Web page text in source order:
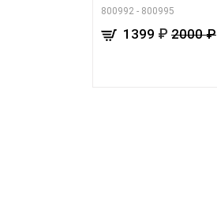
800992 - 800995
1399 ₽ 2000 ₽